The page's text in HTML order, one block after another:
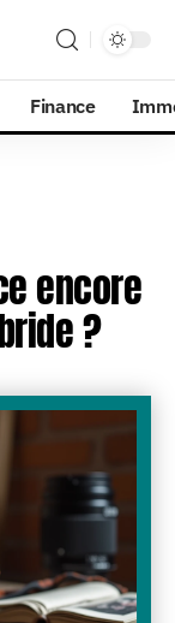
Finance
encore
?